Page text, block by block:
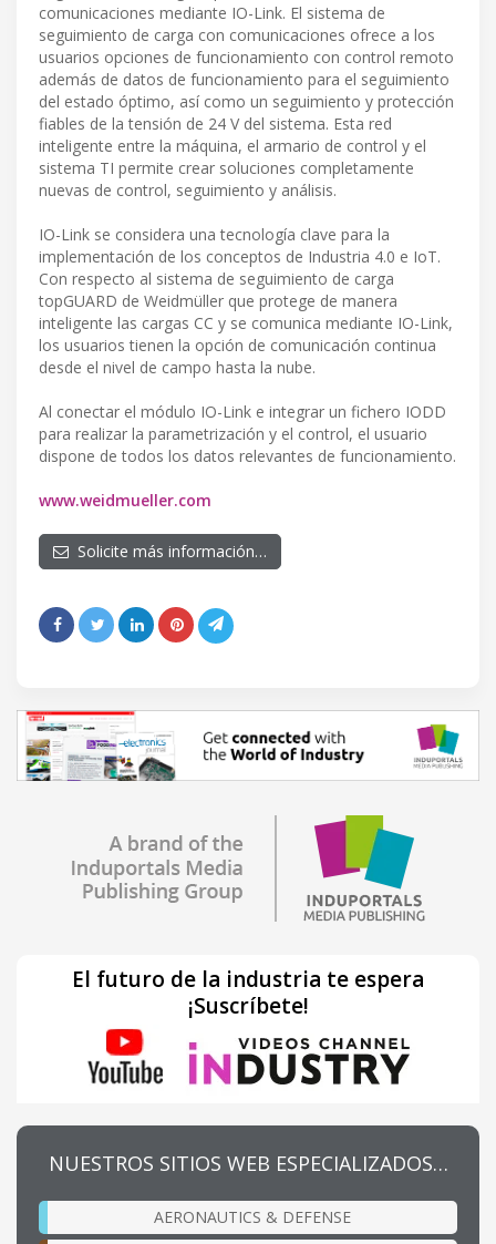
comunicaciones mediante IO-Link. El sistema de
seguimiento de carga con comunicaciones ofrece a los
usuarios opciones de funcionamiento con control remoto
además de datos de funcionamiento para el seguimiento
del estado óptimo, así como un seguimiento y protección
fiables de la tensión de 24 V del sistema. Esta red
inteligente entre la máquina, el armario de control y el
sistema TI permite crear soluciones completamente
nuevas de control, seguimiento y análisis.
IO-Link se considera una tecnología clave para la
implementación de los conceptos de Industria 4.0 e IoT.
Con respecto al sistema de seguimiento de carga
topGUARD de Weidmüller que protege de manera
inteligente las cargas CC y se comunica mediante IO-Link,
los usuarios tienen la opción de comunicación continua
desde el nivel de campo hasta la nube.
Al conectar el módulo IO-Link e integrar un fichero IODD
para realizar la parametrización y el control, el usuario
dispone de todos los datos relevantes de funcionamiento.
www.weidmueller.com
Solicite más información…
El futuro de la industria te espera
¡Suscríbete!
NUESTROS SITIOS WEB ESPECIALIZADOS…
AERONAUTICS & DEFENSE